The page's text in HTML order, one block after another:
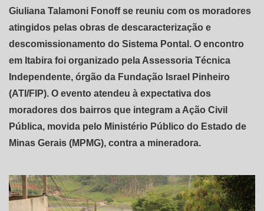
Giuliana Talamoni Fonoff se reuniu com os moradores
atingidos pelas obras de descaracterização e
descomissionamento do Sistema Pontal. O encontro
em Itabira foi organizado pela Assessoria Técnica
Independente, órgão da Fundação Israel Pinheiro
(ATI/FIP). O evento atendeu à expectativa dos
moradores dos bairros que integram a Ação Civil
Pública, movida pelo Ministério Público do Estado de
Minas Gerais (MPMG), contra a mineradora.